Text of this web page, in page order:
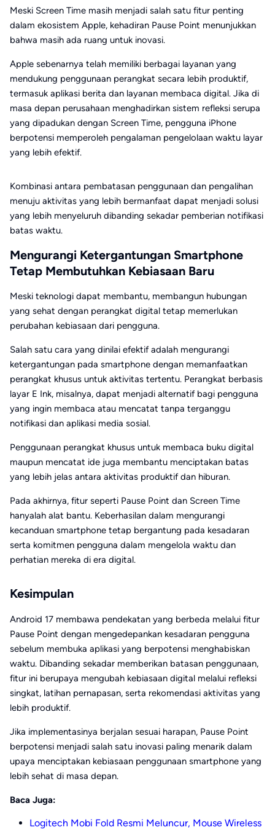
Meski Screen Time masih menjadi salah satu fitur penting
dalam ekosistem Apple, kehadiran Pause Point menunjukkan
bahwa masih ada ruang untuk inovasi.
Apple sebenarnya telah memiliki berbagai layanan yang
mendukung penggunaan perangkat secara lebih produktif,
termasuk aplikasi berita dan layanan membaca digital. Jika di
masa depan perusahaan menghadirkan sistem refleksi serupa
yang dipadukan dengan Screen Time, pengguna iPhone
berpotensi memperoleh pengalaman pengelolaan waktu layar
yang lebih efektif.
Kombinasi antara pembatasan penggunaan dan pengalihan
menuju aktivitas yang lebih bermanfaat dapat menjadi solusi
yang lebih menyeluruh dibanding sekadar pemberian notifikasi
batas waktu.
Mengurangi Ketergantungan Smartphone
Tetap Membutuhkan Kebiasaan Baru
Meski teknologi dapat membantu, membangun hubungan
yang sehat dengan perangkat digital tetap memerlukan
perubahan kebiasaan dari pengguna.
Salah satu cara yang dinilai efektif adalah mengurangi
ketergantungan pada smartphone dengan memanfaatkan
perangkat khusus untuk aktivitas tertentu. Perangkat berbasis
layar E Ink, misalnya, dapat menjadi alternatif bagi pengguna
yang ingin membaca atau mencatat tanpa terganggu
notifikasi dan aplikasi media sosial.
Penggunaan perangkat khusus untuk membaca buku digital
maupun mencatat ide juga membantu menciptakan batas
yang lebih jelas antara aktivitas produktif dan hiburan.
Pada akhirnya, fitur seperti Pause Point dan Screen Time
hanyalah alat bantu. Keberhasilan dalam mengurangi
kecanduan smartphone tetap bergantung pada kesadaran
serta komitmen pengguna dalam mengelola waktu dan
perhatian mereka di era digital.
Kesimpulan
Android 17 membawa pendekatan yang berbeda melalui fitur
Pause Point dengan mengedepankan kesadaran pengguna
sebelum membuka aplikasi yang berpotensi menghabiskan
waktu. Dibanding sekadar memberikan batasan penggunaan,
fitur ini berupaya mengubah kebiasaan digital melalui refleksi
singkat, latihan pernapasan, serta rekomendasi aktivitas yang
lebih produktif.
Jika implementasinya berjalan sesuai harapan, Pause Point
berpotensi menjadi salah satu inovasi paling menarik dalam
upaya menciptakan kebiasaan penggunaan smartphone yang
lebih sehat di masa depan.
Baca Juga:
Logitech Mobi Fold Resmi Meluncur, Mouse Wireless